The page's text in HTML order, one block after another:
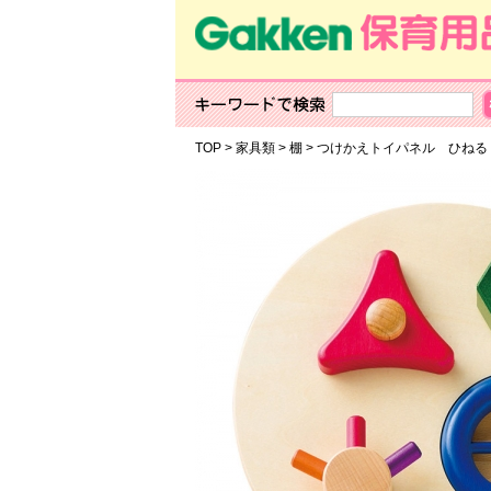
TOP> 家具類> 棚 > つけかえトイパネル ひ